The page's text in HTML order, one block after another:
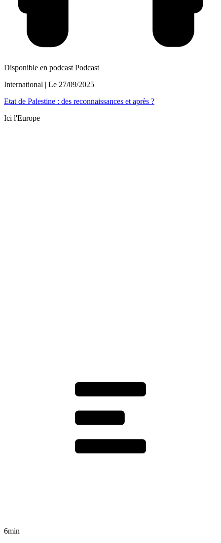
Disponible en podcast Podcast
International | Le 27/09/2025
Etat de Palestine : des reconnaissances et après ?
Ici l'Europe
6min